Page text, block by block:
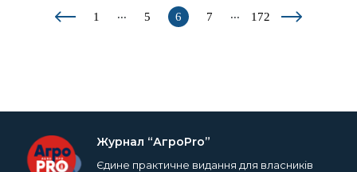
1 ... 5 6 7 ... 172
Журнал “АгроPro”
Єдине практичне видання для власників